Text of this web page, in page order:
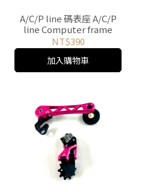
A/C/P line 碼表座 A/C/P
line Computer frame
NT$390
加入購物車